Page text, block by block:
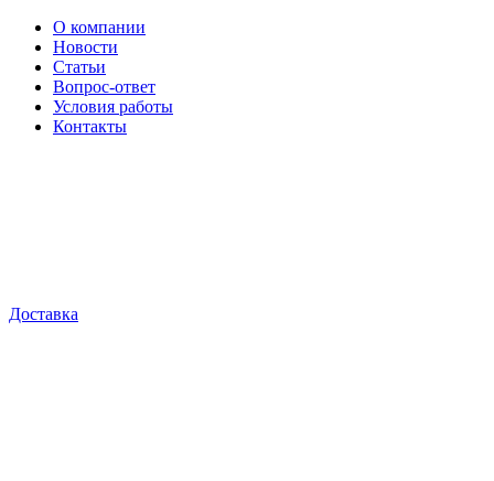
О компании
Новости
Статьи
Вопрос-ответ
Условия работы
Контакты
Доставка